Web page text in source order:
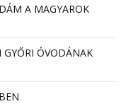
A MAGYAROK
GYŐRI ÓVODÁNAK